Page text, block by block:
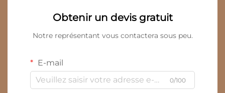
Obtenir un devis gratuit
Notre représentant vous contactera sous peu.
E-mail
0/100